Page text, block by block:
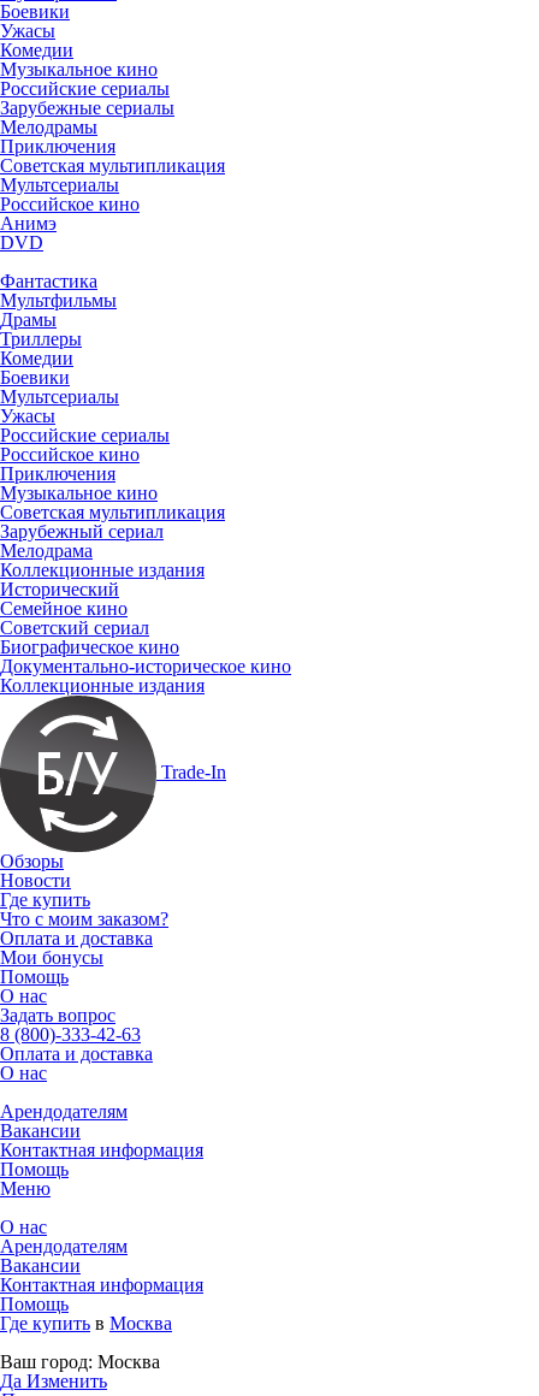
Боевики
Ужасы
Комедии
Музыкальное кино
Российские сериалы
Зарубежные сериалы
Мелодрамы
Приключения
Советская мультипликация
Мультсериалы
Российское кино
Анимэ
DVD
Фантастика
Мультфильмы
Драмы
Триллеры
Комедии
Боевики
Мультсериалы
Ужасы
Российские сериалы
Российское кино
Приключения
Музыкальное кино
Советская мультипликация
Зарубежный сериал
Мелодрама
Коллекционные издания
Исторический
Семейное кино
Советский сериал
Биографическое кино
Документально-историческое кино
Коллекционные издания
Trade-In
Обзоры
Новости
Где купить
Что с моим заказом?
Оплата и доставка
Мои бонусы
Помощь
О нас
Задать вопрос
8 (800)-333-42-63
Оплата и доставка
О нас
Арендодателям
Вакансии
Контактная информация
Помощь
Меню
О нас
Арендодателям
Вакансии
Контактная информация
Помощь
Где купить в Москва
Ваш город: Москва
Да Изменить